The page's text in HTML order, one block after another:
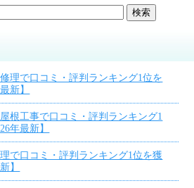
理で口コミ・評判ランキング1位を
新】
根工事で口コミ・評判ランキング1
年最新】
で口コミ・評判ランキング1位を獲
】